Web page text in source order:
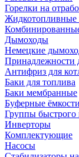
Горелки на
Жидкотопливные
Дымоходы
Немецкие
Принадлежности
Антифриз для
Баки для топлива
Баки мембранные
Буферные ёмкости
Группы быстрого
Инверторы
Комплектующие
Насосы